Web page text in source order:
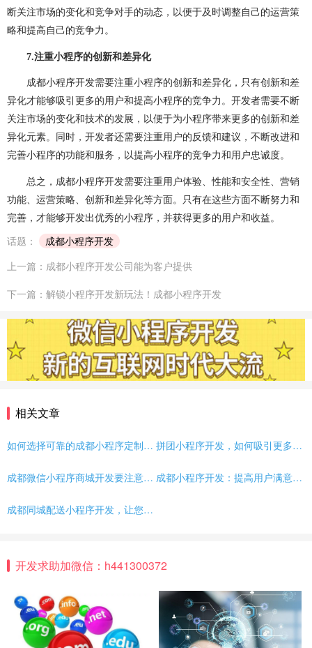
断关注市场的变化和竞争对手的动态，以便于及时调整自己的运营策
略和提高自己的竞争力。
7.注重小程序的创新和差异化
成都小程序开发需要注重小程序的创新和差异化，只有创新和差
异化才能够吸引更多的用户和提高小程序的竞争力。开发者需要不断
关注市场的变化和技术的发展，以便于为小程序带来更多的创新和差
异化元素。同时，开发者还需要注重用户的反馈和建议，不断改进和
完善小程序的功能和服务，以提高小程序的竞争力和用户忠诚度。
总之，成都小程序开发需要注重用户体验、性能和安全性、营销
功能、运营策略、创新和差异化等方面。只有在这些方面不断努力和
完善，才能够开发出优秀的小程序，并获得更多的用户和收益。
话题：
成都小程序开发
上一篇：成都小程序开发公司能为客户提供
下一篇：解锁小程序开发新玩法！成都小程序开发
相关文章
如何选择可靠的成都小程序定制开发公司？ 拼团小程序开发，如何吸引更多客户？
成都微信小程序商城开发要注意什么？ 成都小程序开发：提高用户满意度的全面指南
成都同城配送小程序开发，让您的生意更上一层楼！
开发求助加微信：h441300372